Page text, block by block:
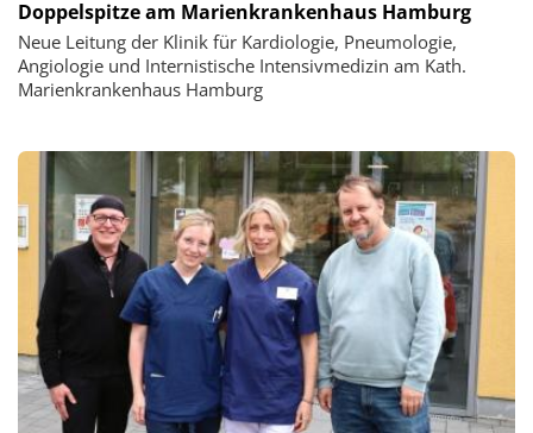
Doppelspitze am Marienkrankenhaus Hamburg
Neue Leitung der Klinik für Kardiologie, Pneumologie,
Angiologie und Internistische Intensivmedizin am Kath.
Marienkrankenhaus Hamburg